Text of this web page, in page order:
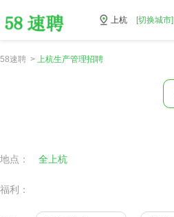
上杭 [切换城市]
58速聘 > 上杭生产管理招聘
地点： 全上杭
福利：